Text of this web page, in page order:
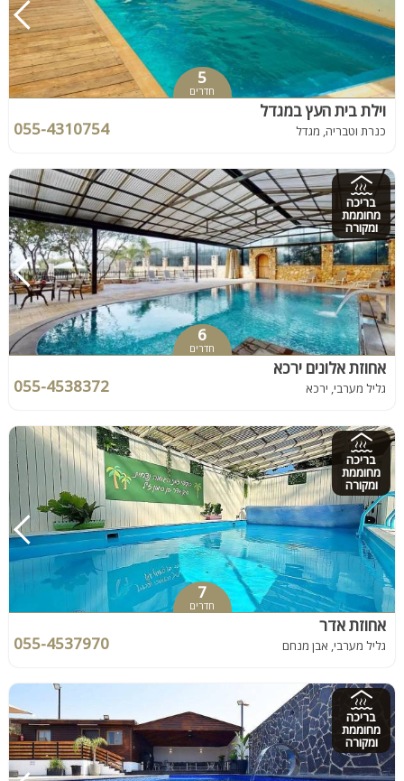
5
חדרים
וילת בית העץ במגדל
כנרת וטבריה, מגדל 055-4310754
בריכה
מחוממת
ומקורה
6
חדרים
אחוזת אלונים ירכא
גליל מערבי, ירכא 055-4538372
בריכה
מחוממת
ומקורה
7
חדרים
אחוזת אדר
גליל מערבי, אבן מנחם 055-4537970
בריכה
מחוממת
ומקורה